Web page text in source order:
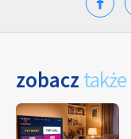
zobacz także